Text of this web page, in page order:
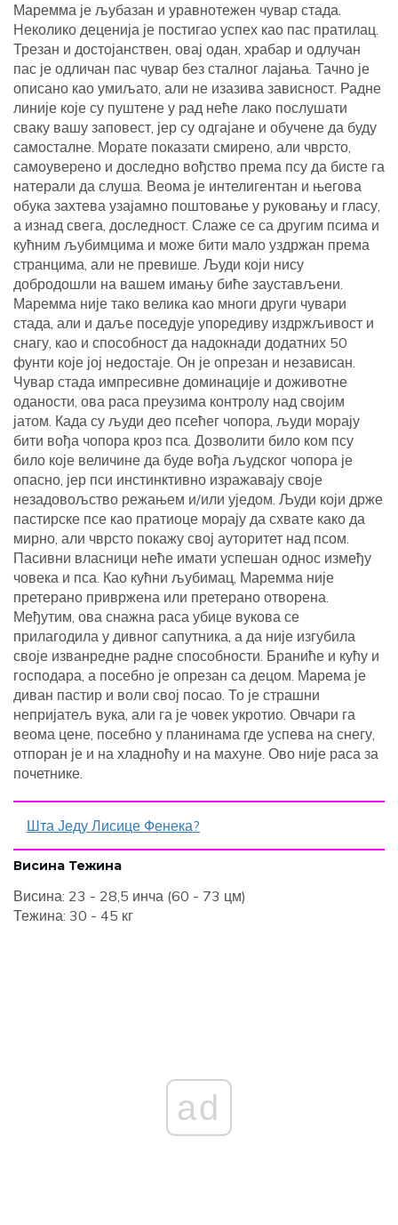
Маремма је љубазан и уравнотежен чувар стада.
Неколико деценија је постигао успех као пас пратилац.
Трезан и достојанствен, овај одан, храбар и одлучан
пас је одличан пас чувар без сталног лајања. Тачно је
описано као умиљато, али не изазива зависност. Радне
линије које су пуштене у рад неће лако послушати
сваку вашу заповест, јер су одгајане и обучене да буду
самосталне. Морате показати смирено, али чврсто,
самоуверено и доследно вођство према псу да бисте га
натерали да слуша. Веома је интелигентан и његова
обука захтева узајамно поштовање у руковању и гласу,
а изнад свега, доследност. Слаже се са другим псима и
кућним љубимцима и може бити мало уздржан према
странцима, али не превише. Људи који нису
добродошли на вашем имању биће заустављени.
Маремма није тако велика као многи други чувари
стада, али и даље поседује упоредиву издржљивост и
снагу, као и способност да надокнади додатних 50
фунти које јој недостаје. Он је опрезан и независан.
Чувар стада импресивне доминације и доживотне
оданости, ова раса преузима контролу над својим
јатом. Када су људи део псећег чопора, људи морају
бити вођа чопора кроз пса. Дозволити било ком псу
било које величине да буде вођа људског чопора је
опасно, јер пси инстинктивно изражавају своје
незадовољство режањем и/или уједом. Људи који држе
пастирске псе као пратиоце морају да схвате како да
мирно, али чврсто покажу свој ауторитет над псом.
Пасивни власници неће имати успешан однос између
човека и пса. Као кућни љубимац, Маремма није
претерано привржена или претерано отворена.
Међутим, ова снажна раса убице вукова се
прилагодила у дивног сапутника, а да није изгубила
своје изванредне радне способности. Браниће и кућу и
господара, а посебно је опрезан са децом. Марема је
диван пастир и воли свој посао. То је страшни
непријатељ вука, али га је човек укротио. Овчари га
веома цене, посебно у планинама где успева на снегу,
отпоран је и на хладноћу и на махуне. Ово није раса за
почетнике.
Шта Једу Лисице Фенека?
Висина Тежина
Висина: 23 - 28,5 инча (60 - 73 цм)
Тежина: 30 - 45 кг
ad